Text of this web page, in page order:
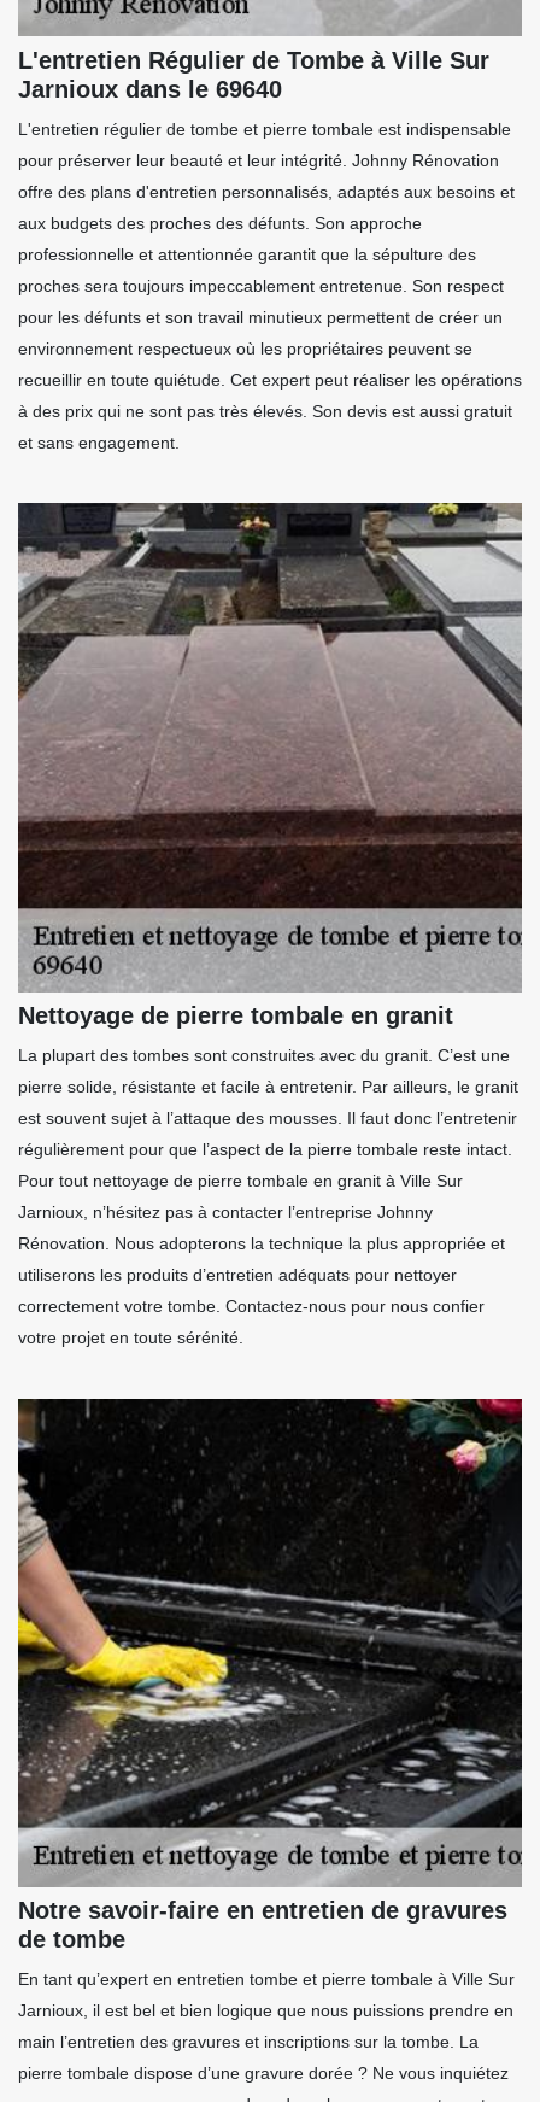
L'entretien Régulier de Tombe à Ville Sur
Jarnioux dans le 69640
L'entretien régulier de tombe et pierre tombale est indispensable
pour préserver leur beauté et leur intégrité. Johnny Rénovation
offre des plans d'entretien personnalisés, adaptés aux besoins et
aux budgets des proches des défunts. Son approche
professionnelle et attentionnée garantit que la sépulture des
proches sera toujours impeccablement entretenue. Son respect
pour les défunts et son travail minutieux permettent de créer un
environnement respectueux où les propriétaires peuvent se
recueillir en toute quiétude. Cet expert peut réaliser les opérations
à des prix qui ne sont pas très élevés. Son devis est aussi gratuit
et sans engagement.
Nettoyage de pierre tombale en granit
La plupart des tombes sont construites avec du granit. C’est une
pierre solide, résistante et facile à entretenir. Par ailleurs, le granit
est souvent sujet à l’attaque des mousses. Il faut donc l’entretenir
régulièrement pour que l’aspect de la pierre tombale reste intact.
Pour tout nettoyage de pierre tombale en granit à Ville Sur
Jarnioux, n’hésitez pas à contacter l’entreprise Johnny
Rénovation. Nous adopterons la technique la plus appropriée et
utiliserons les produits d’entretien adéquats pour nettoyer
correctement votre tombe. Contactez-nous pour nous confier
votre projet en toute sérénité.
Notre savoir-faire en entretien de gravures
de tombe
En tant qu’expert en entretien tombe et pierre tombale à Ville Sur
Jarnioux, il est bel et bien logique que nous puissions prendre en
main l’entretien des gravures et inscriptions sur la tombe. La
pierre tombale dispose d’une gravure dorée ? Ne vous inquiétez